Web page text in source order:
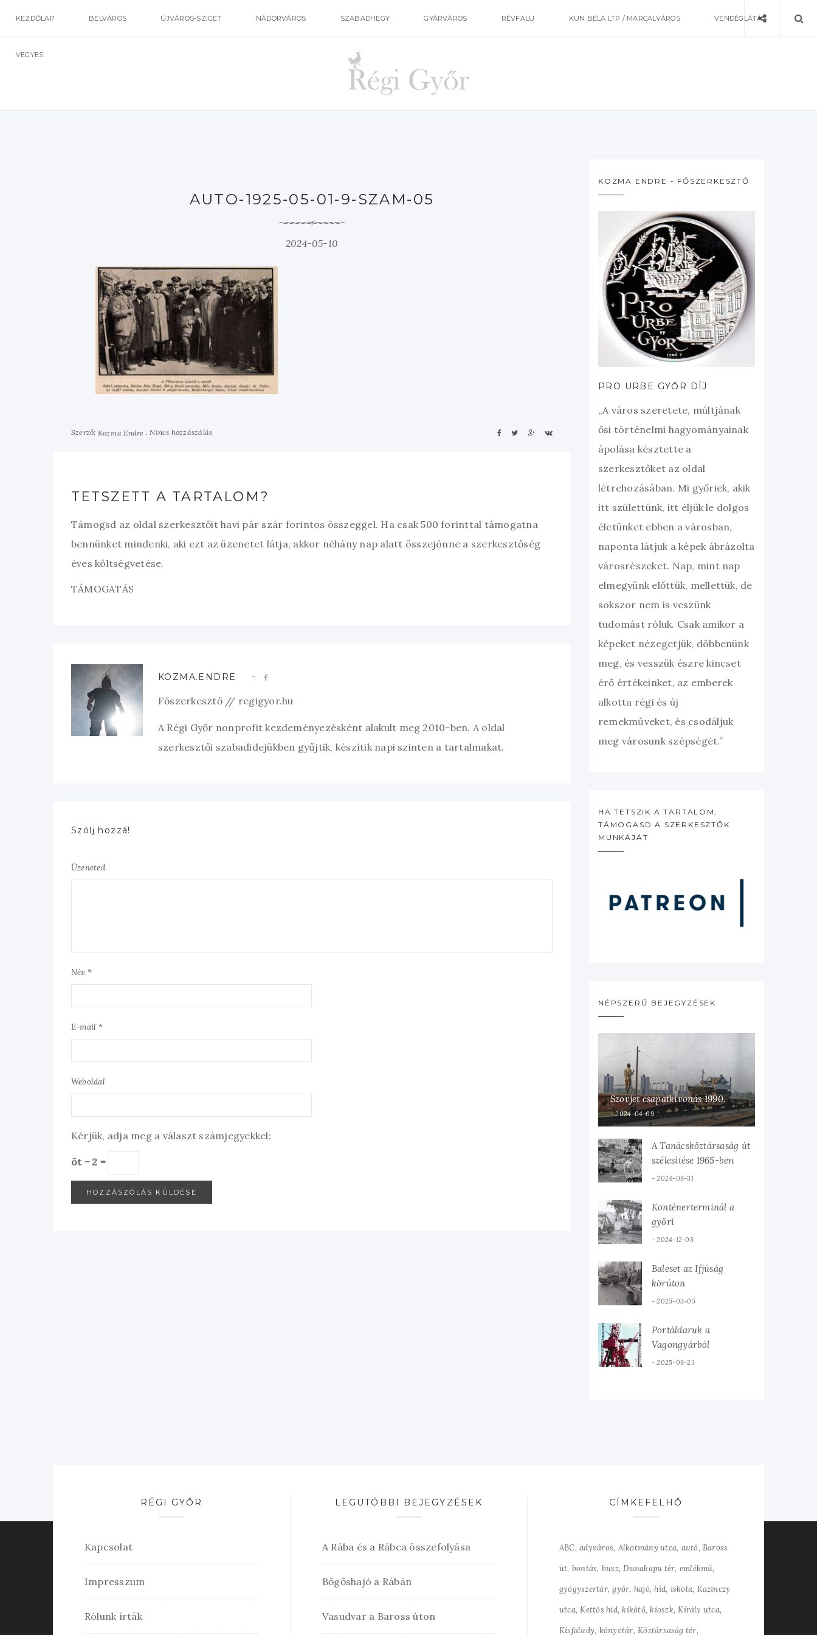
KEZDŐLAP BELVÁROS ÚJVÁROS-SZIGET NÁDORVÁROS SZABADHEGY GYÁRVÁROS RÉVFALU KUN BÉLA LTP / MARCALVÁROS VENDÉGLÁTÁS
VEGYES
AUTO-1925-05-01-9-SZAM-05
2024-05-10
Szerző: Kozma Endre Nincs hozzászálás
TETSZETT A TARTALOM?
Támogsd az oldal szerkesztőit havi pár szár forintos összeggel. Ha csak 500 forinttal támogatna
bennünket mindenki, aki ezt az üzenetet látja, akkor néhány nap alatt összejönne a szerkesztőség
éves költségvetése.
TÁMOGATÁS
KOZMA.ENDRE
Főszerkesztő // regigyor.hu
A Régi Győr nonprofit kezdeményezésként alakult meg 2010-ben. A oldal
szerkesztői szabadidejükben gyűjtik, készítik napi szinten a tartalmakat.
Szólj hozzá!
Üzeneted
Név *
E-mail *
Weboldal
Kérjük, adja meg a választ számjegyekkel:
öt − 2 =
KOZMA ENDRE - FŐSZERKESZTŐ
PRO URBE GYŐR DÍJ
„A város szeretete, múltjának
ősi történelmi hagyományainak
ápolása késztette a
szerkesztőket az oldal
létrehozásában. Mi győriek, akik
itt születtünk, itt éljük le dolgos
életünket ebben a városban,
naponta látjuk a képek ábrázolta
városrészeket. Nap, mint nap
elmegyünk előttük, mellettük, de
sokszor nem is veszünk
tudomást róluk. Csak amikor a
képeket nézegetjük, döbbenünk
meg, és vesszük észre kincset
érő értékeinket, az emberek
alkotta régi és új
remekműveket, és csodáljuk
meg városunk szépségét.”
HA TETSZIK A TARTALOM,
TÁMOGASD A SZERKESZTŐK
MUNKÁJÁT
NÉPSZERŰ BEJEGYZÉSEK
Szovjet csapatkivonás 1990.
2024-04-09
A Tanácsköztársaság út
szélesítése 1965-ben
2024-08-31
Konténerterminál a
győri
teherpályaudvaron
2024-12-08
Baleset az Ifjúság
körúton
2025-03-05
Portáldaruk a
Vagongyárból
2025-08-23
RÉGI GYŐR
Kapcsolat
Impresszum
Rólunk írták
LEGUTÓBBI BEJEGYZÉSEK
A Rába és a Rábca összefolyása
Bőgőshajó a Rábán
Vasudvar a Baross úton
CÍMKEFELHŐ
ABC adyváros Alkotmány utca autó Baross
út bontás busz Dunakapu tér emlékmű
gyógyszertár győr hajó híd iskola Kazinczy
utca Kettős híd kikötő kioszk Király utca
Kisfaludy könyvtár Köztársaság tér